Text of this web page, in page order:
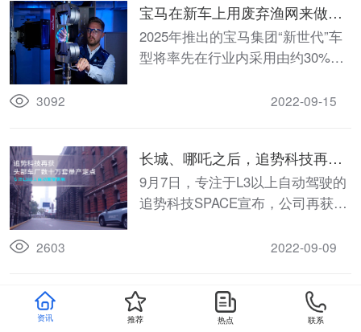
得中国外观设计金奖后,广汽集团第
三次获此殊荣!
宝马在新车上用废弃渔网来做内
饰？这次让人惊掉下巴！
2025年推出的宝马集团“新世代”车
型将率先在行业内采用由约30%的
料制成的再生塑料内外饰部件。
3092 2022-09-15
长城、哪吒之后，追势科技再获
头部车厂量产大单
9月7日，专注于L3以上自动驾驶的
追势科技SPACE宣布，公司再获来
科技将为此头部车厂量产追势自主
2603 2022-09-09
目标拿下30%的市场份额，这家
国产毫米波雷达公司底气何在？
2015年左右，NXP汽车芯片大厂对
资讯 推荐 热点 联系